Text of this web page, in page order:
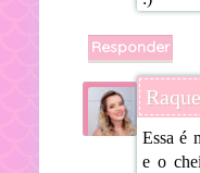
Responder
Essa é
e o